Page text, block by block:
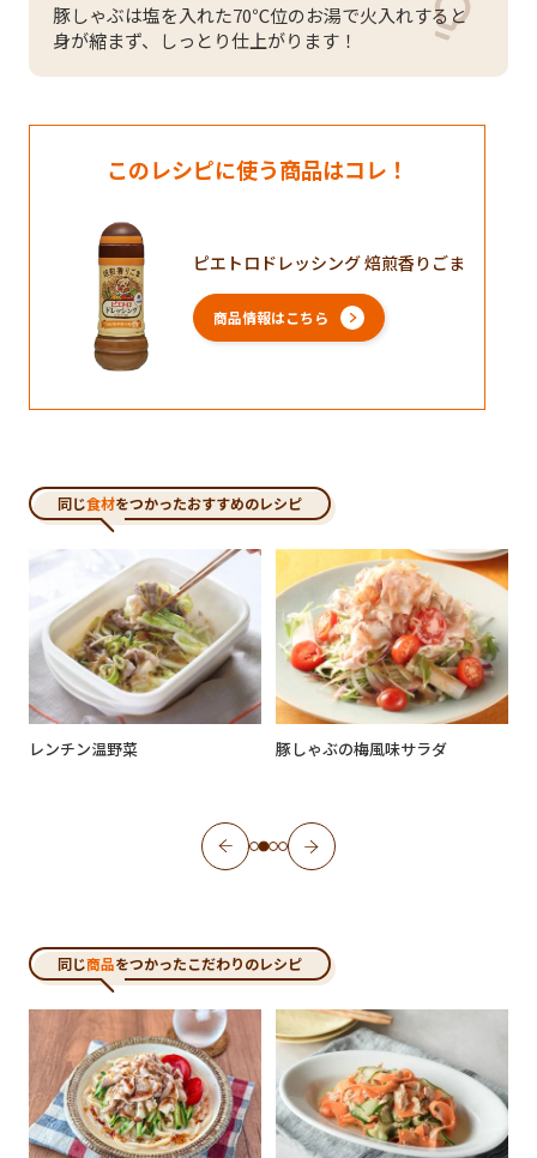
豚しゃぶは塩を入れた70℃位のお湯で火入れすると
身が縮まず、しっとり仕上がります！
このレシピに使う商品はコレ！
ピエトロドレッシング 焙煎香りごま
商品情報はこちら
同じ食材をつかったおすすめのレシピ
レンチン温野菜 豚しゃぶの梅風味サラダ
同じ商品をつかったこだわりのレシピ